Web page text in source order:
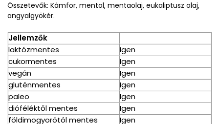
Összetevők: Kámfor, mentol, mentaolaj, eukaliptusz olaj,
angyalgyökér.
Jellemzők
laktózmentes
Igen
cukormentes
Igen
vegán
Igen
gluténmentes
Igen
paleo
Igen
dióféléktől mentes
Igen
földimogyorótól mentes
Igen